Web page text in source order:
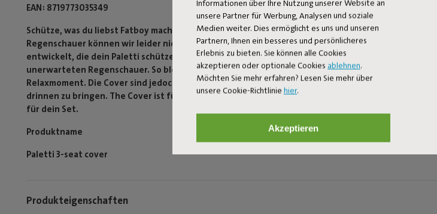
Informationen über Ihre Nutzung unserer Website an
unsere Partner für Werbung, Analysen und soziale
Medien weiter. Dies ermöglicht es uns und unseren
Partnern, Ihnen ein besseres und persönlicheres
Erlebnis zu bieten. Sie können alle Cookies
akzeptieren oder optionale Cookies ablehnen.
Möchten Sie mehr erfahren? Lesen Sie mehr über
unsere Cookie-Richtlinie hier.
Akzeptieren
EAN 8719773035349
Schütze, was du liebst Fatboy macht Entspannen unwiderstehlich. Gegen Vogelkot oder einen
Regenschauer können wir leider nichts tun. Deshalb hat Fatboy wasser- und schmutzabweisende
entwickelt, die dein Paletti schützen. Sie halten dein Lounge-Sofa ordentlich und schützen vor
unerwarteten Regenschauer. So bleibt dein Paletti länger schön und ist jederzeit bereit für deinen
Relaxmoment. Die Cover sind jedoch nicht wasserdicht. Bei schlechtem Wetter empfehlen wir, dein
drinnen zu bringen. The Cover ist für ein-, zwei- und dreisitzige Varianten erhältlich – immer der
für dein Set.
Produktname
Paletti 3-seat cover
Produkteigenschaften